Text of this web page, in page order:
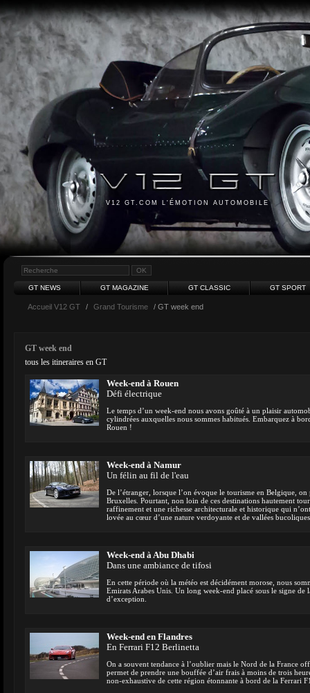
V12 GT.COM L'ÉMOTION AUTOMOBILE
GT NEWS GT MAGAZINE GT CLASSIC GT SPORT
Accueil V12 GT / Grand Tourisme / GT week end
GT week end
tous les itineraires en GT
Week-end à Rouen
Défi électrique
Le temps d’un week-end nous avons goûté à un plaisir
cylindrées auxquelles nous sommes habitués. Embarquez à
Rouen !
Week-end à Namur
Un félin au fil de l'eau
De l’étranger, lorsque l’on évoque le tourisme en Belgique, on
Bruxelles. Pourtant, non loin de ces destinations hautement
raffinement et une richesse architecturale et historique qui
lovée au cœur d’une nature verdoyante et de vallées
Week-end à Abu Dhabi
Dans une ambiance de tifosi
En cette période où la météo est décidément morose, nous
Emirats Arabes Unis. Un long week-end placé sous le signe de
d’exception.
Week-end en Flandres
En Ferrari F12 Berlinetta
On a souvent tendance à l’oublier mais le Nord de la France
permet de prendre une bouffée d’air frais à moins de trois
non-exhaustive de cette région étonnante à bord de la Ferrari